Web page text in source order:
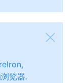
览器.